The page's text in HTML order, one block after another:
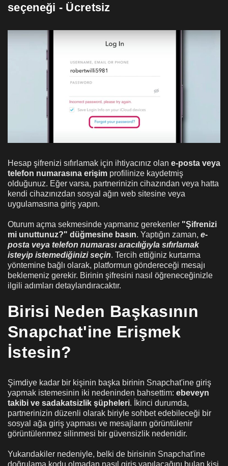
seçeneği - Ücretsiz
Hesap şifrenizi sıfırlamak için ihtiyacınız olan e-posta veya
telefon numarasına erişim profilinize kaydetmiş
olduğunuz. Eğer varsa, partnerinizin cihazından veya hatta
kendi cihazınızdan sosyal ağın web sitesine veya
uygulamasına giriş yapın.
Oturum açma sekmesinde yapmanız gerekenler "Şifrenizi
mi unuttunuz?" düğmesine basın. Yaptığın zaman, e-
posta veya telefon numarası aracılığıyla sıfırlamak
isteyip istemediğinizi seçin. Tercih ettiğiniz kurtarma
yöntemine bağlı olarak, platformun göndereceği mesajı
beklemeniz gerekir. Birinin şifresini nasıl öğreneceğinizle
ilgili adımları detaylandıracaktır.
Birisi Neden Başkasının
Snapchat'ine Erişmek
İstesin?
Şimdiye kadar bir kişinin başka birinin Snapchat'ine giriş
yapmak istemesinin iki nedeninden bahsettim: ebeveyn
takibi ve sadakatsizlik şüpheleri. İkinci durumda,
partnerinizin düzenli olarak biriyle sohbet edebileceği bir
sosyal ağa giriş yapması ve mesajların görüntülenir
görüntülenmez silinmesi bir güvensizlik nedenidir.
Yukarıdakiler nedeniyle, belki de birisinin Snapchat'ine
doğrulama kodu olmadan nasıl giriş yapılacağını bulan kişi